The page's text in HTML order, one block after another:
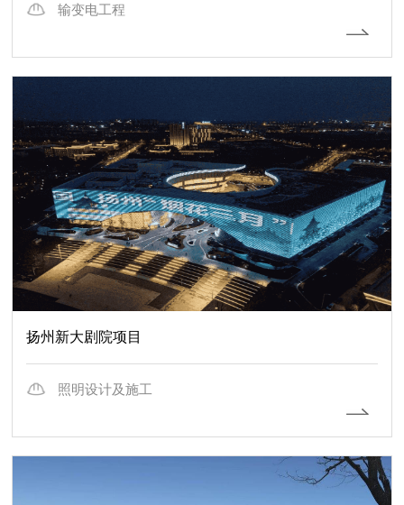
输变电工程
扬州新大剧院项目
照明设计及施工